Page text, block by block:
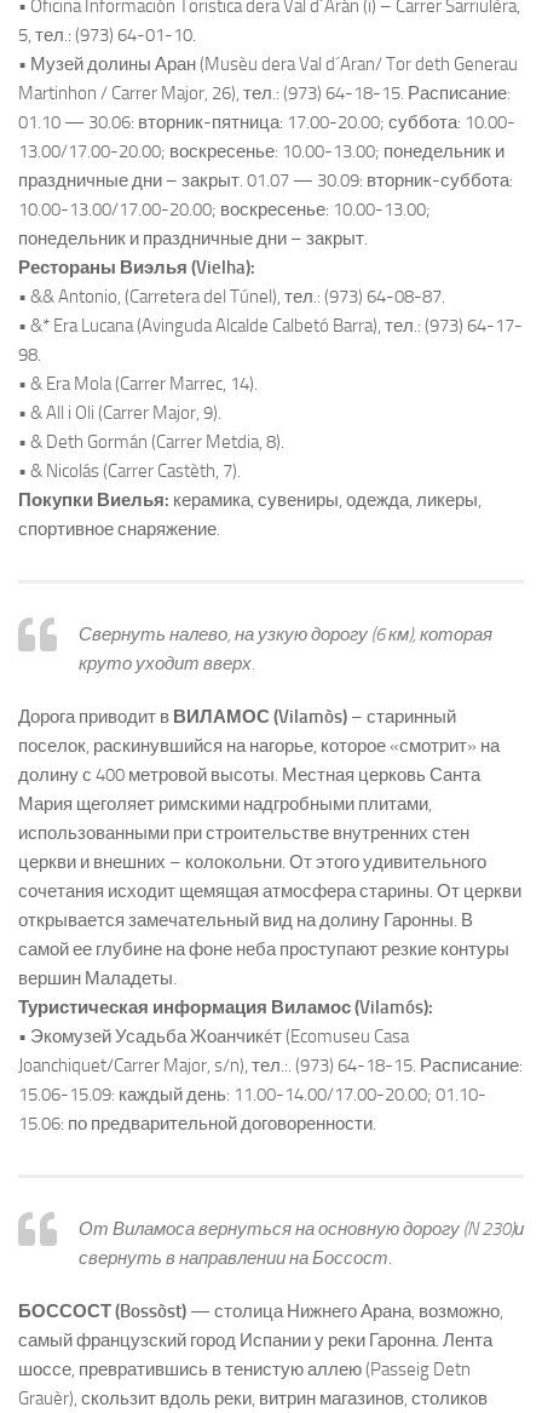
• Oficina Información Toristica dera Val d´Arán (i) – Carrer Sarriulèra,
5, тел.: (973) 64-01-10.
• Музей долины Аран (Musèu dera Val d´Aran/ Tor deth Generau
Martinhon / Carrer Major, 26), тел.: (973) 64-18-15. Расписание:
01.10 — 30.06: вторник-пятница: 17.00-20.00; суббота: 10.00-
13.00/17.00-20.00; воскресенье: 10.00-13.00; понедельник и
праздничные дни – закрыт. 01.07 — 30.09: вторник-суббота:
10.00-13.00/17.00-20.00; воскресенье: 10.00-13.00;
понедельник и праздничные дни – закрыт.
Рестораны Виэлья (Vielha):
• && Antonio, (Carretera del Túnel), тел.: (973) 64-08-87.
• &* Era Lucana (Avinguda Alcalde Calbetó Barra), тел.: (973) 64-17-
98.
• & Era Mola (Carrer Marrec, 14).
• & All i Oli (Carrer Major, 9).
• & Deth Gormán (Carrer Metdia, 8).
• & Nicolás (Carrer Castèth, 7).
Покупки Виелья: керамика, сувениры, одежда, ликеры,
спортивное снаряжение.
Свернуть налево, на узкую дорогу (6 км), которая
круто уходит вверх.
Дорога приводит в ВИЛАМОС (Vilamòs) – старинный
поселок, раскинувшийся на нагорье, которое «смотрит» на
долину с 400 метровой высоты. Местная церковь Санта
Мария щеголяет римскими надгробными плитами,
использованными при строительстве внутренних стен
церкви и внешних – колокольни. От этого удивительного
сочетания исходит щемящая атмосфера старины. От церкви
открывается замечательный вид на долину Гаронны. В
самой ее глубине на фоне неба проступают резкие контуры
вершин Маладеты.
Туристическая информация Виламос (Vilamós):
• Экомузей Усадьба Жоанчикéт (Ecomuseu Casa
Joanchiquet/Carrer Major, s/n), тел.:. (973) 64-18-15. Расписание:
15.06-15.09: каждый день: 11.00-14.00/17.00-20.00; 01.10-
15.06: по предварительной договоренности.
От Виламоса вернуться на основную дорогу (N 230)и
свернуть в направлении на Боссост
БОССОСТ (Bossòst) — столица Нижнего Арана, возможно,
самый французский город Испании у реки Гаронна. Лента
шоссе, превратившись в тенистую аллею (Passeig Detn
Grauèr), скользит вдоль реки, витрин магазинов, столиков